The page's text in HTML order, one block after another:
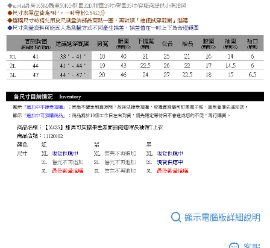
顯示電腦版詳細說明